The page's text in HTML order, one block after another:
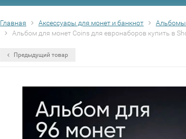
Главная Аксессуары для монет и банкнот Альбомы
Альбом для монет Coins для евронаборов купить в
Предыдущий товар